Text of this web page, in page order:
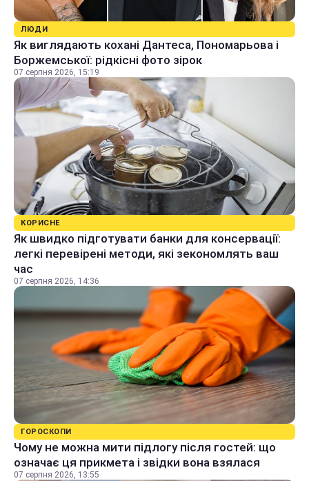
ЛЮДИ
Як виглядають кохані Дантеса, Пономарьова і
Боржемської: рідкісні фото зірок
07 серпня 2026, 15:19
КОРИСНЕ
Як швидко підготувати банки для консервації:
легкі перевірені методи, які зекономлять ваш
час
07 серпня 2026, 14:36
ГОРОСКОПИ
Чому не можна мити підлогу після гостей: що
означає ця прикмета і звідки вона взялася
07 серпня 2026, 13:55